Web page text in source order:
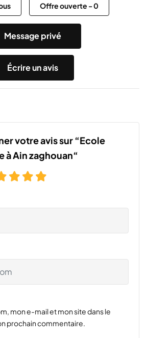
Offre ouverte -0
Message privé
Écrire un avis
votre avis sur “Ecole
à Ain zaghouan“
mon e-mail et mon site dans le
prochain commentaire.